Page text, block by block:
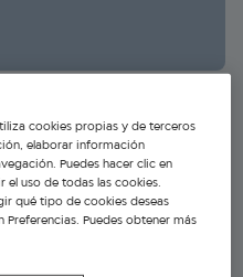
clave en el tabaco calentado.
de glo™ y cómo influyen en la
cookies propias y de terceros
elaborar información
Puedes hacer clic en
uso de todas las cookies.
qué tipo de cookies deseas
Puedes obtener más